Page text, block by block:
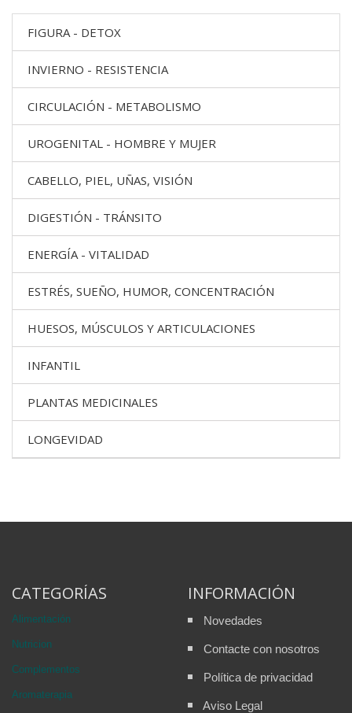
FIGURA - DETOX
INVIERNO - RESISTENCIA
CIRCULACIÓN - METABOLISMO
UROGENITAL - HOMBRE Y MUJER
CABELLO, PIEL, UÑAS, VISIÓN
DIGESTIÓN - TRÁNSITO
ENERGÍA - VITALIDAD
ESTRÉS, SUEÑO, HUMOR, CONCENTRACIÓN
HUESOS, MÚSCULOS Y ARTICULACIONES
INFANTIL
PLANTAS MEDICINALES
LONGEVIDAD
CATEGORÍAS
Alimentación
Nutricion
Complementos
Aromaterapia
INFORMACIÓN
Novedades
Contacte con nosotros
Política de privacidad
Aviso Legal